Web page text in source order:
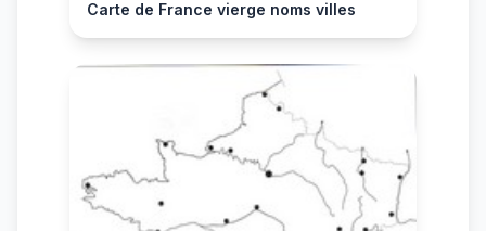
Carte de France vierge noms villes